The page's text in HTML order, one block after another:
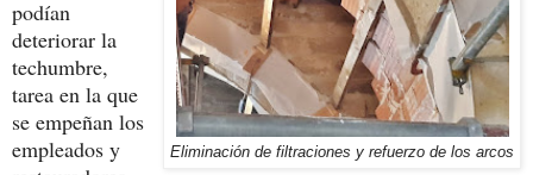
Eliminación de filtraciones y refuerzo de los arcos
podían
deteriorar la
techumbre,
tarea en la que
se empeñan los
empleados y